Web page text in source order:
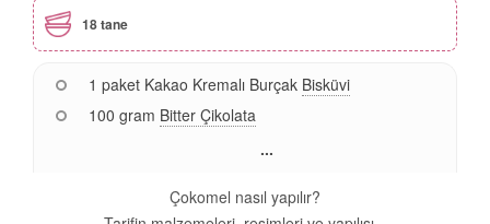
18 tane
1 paket Kakao Kremalı Burçak Bisküvi
100 gram Bitter Çikolata
...
Çokomel nasıl yapılır?